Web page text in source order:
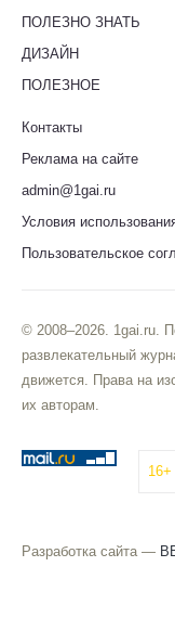
ПОЛЕЗНО ЗНАТЬ
ДИЗАЙН
ПОЛЕЗНОЕ
Контакты
Реклама на сайте
admin@1gai.ru
Условия
Пользовательское
© 2008–2026. 1gai.ru.
развлекательный
движется. Права на
их авторам.
16+
Разработка сайта —